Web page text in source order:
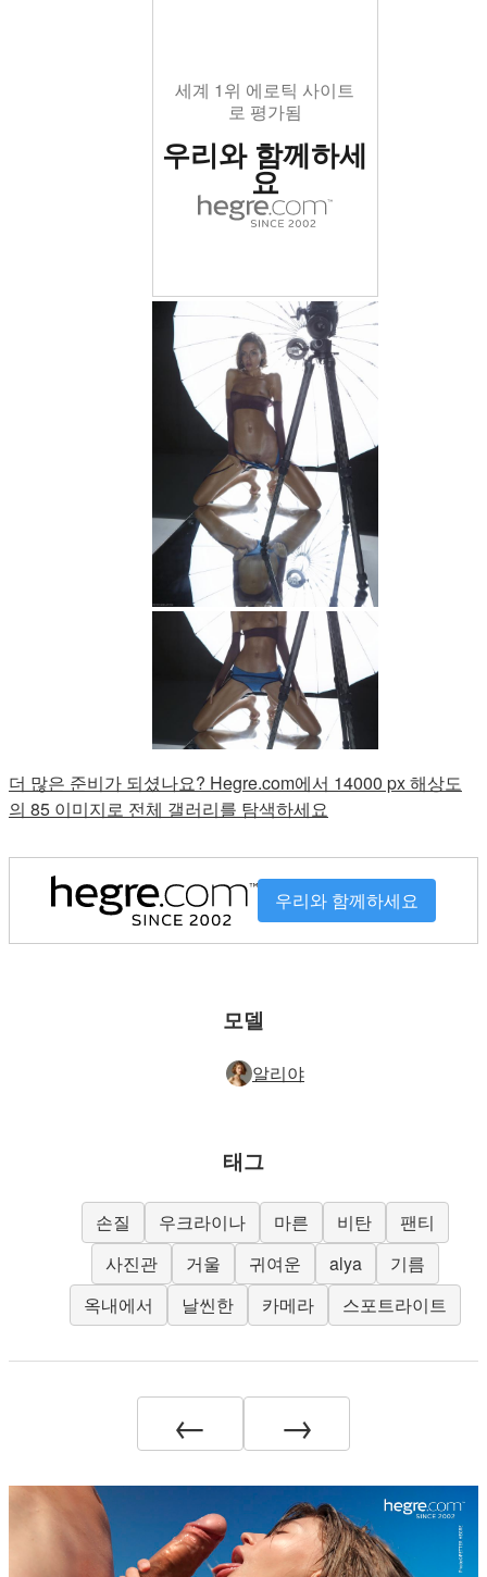
세계 1위 에로틱 사이트
로 평가됨
우리와 함께하세
요
더 많은 준비가 되셨나요? Hegre.com에서 14000 px 해상도
의 85 이미지로 전체 갤러리를 탐색하세요
우리와 함께하세요
모델
알리야
태그
손질 우크라이나 마른 비탄
팬티
사진관
거울 귀여운 alya
기름
옥내에서
날씬한 카메라 스포트라이트
← →